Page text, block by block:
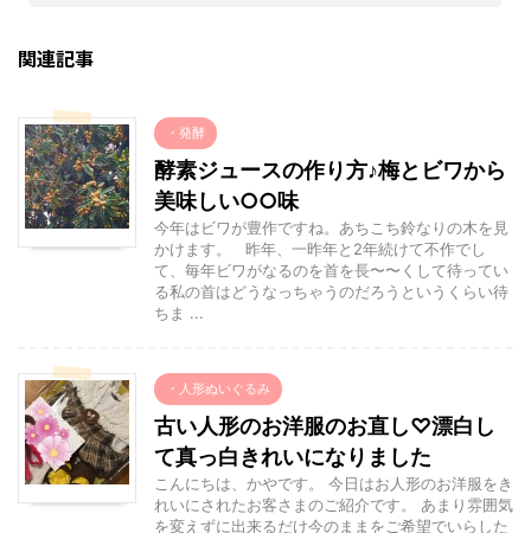
関連記事
・発酵
酵素ジュースの作り方♪梅とビワから
美味しい○○味
今年はビワが豊作ですね。あちこち鈴なりの木を見
かけます。 昨年、一昨年と2年続けて不作でし
て、毎年ビワがなるのを首を長〜〜くして待ってい
る私の首はどうなっちゃうのだろうというくらい待
ちま ...
・人形ぬいぐるみ
古い人形のお洋服のお直し♡漂白し
て真っ白きれいになりました
こんにちは、かやです。 今日はお人形のお洋服をき
れいにされたお客さまのご紹介です。 あまり雰囲気
を変えずに出来るだけ今のままをご希望でいらした